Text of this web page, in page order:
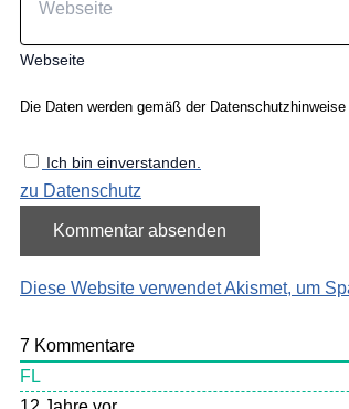
Webseite
Die Daten werden gemäß der Datenschutzhinweise
Ich bin einverstanden.
zu Datenschutz
Diese Website verwendet Akismet, um
7 Kommentare
FL